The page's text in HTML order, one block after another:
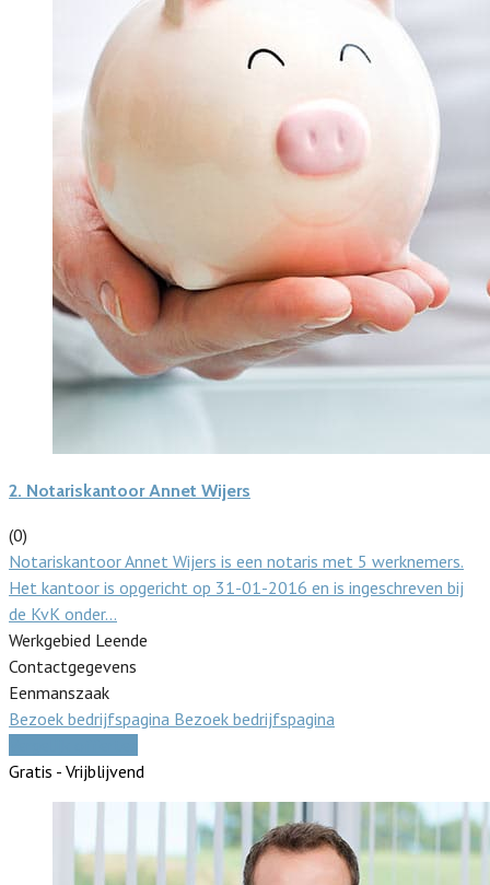
2. Notariskantoor Annet Wijers
(0)
Notariskantoor Annet Wijers is een notaris met 5 werknemers.
Het kantoor is opgericht op 31-01-2016 en is ingeschreven bij
de KvK onder…
Werkgebied Leende
Contactgegevens
Eenmanszaak
Bezoek bedrijfspagina Bezoek bedrijfspagina
Gratis - Vrijblijvend